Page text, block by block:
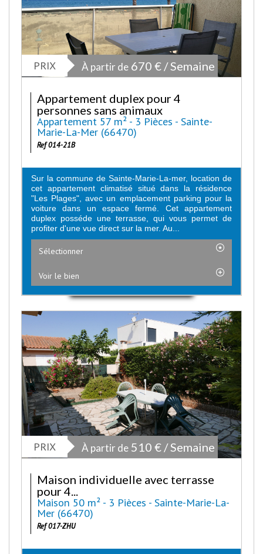
PRIX À partir de 670 € / Semaine
Appartement duplex pour 4
personnes sans animaux
Appartement 57 m² - 3 Pièces - Sainte-
Marie-La-Mer (66470)
Ref 014-21B
Sur la commune de Sainte-Marie-La-mer, location de
cet appartement climatisé situé dans la résidence
"Les Plages", avec un emplacement parking pour la
voiture dans un espace fermé. Cet appartement
duplex posséde une terrasse, qui vous permet de
profiter d'une vue direct sur la mer. Au...
Sélectionner
Voir le bien
PRIX À partir de 510 € / Semaine
Maison individuelle avec terrasse
pour 4...
Maison 50 m² - 3 Pièces - Sainte-Marie-La-
Mer (66470)
Ref 017-ZHU